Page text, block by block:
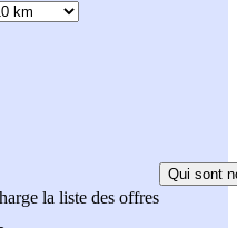
la liste des offres
Qui sont